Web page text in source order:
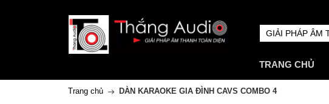
TRANG CHỦ
Trang chủ DÀN KARAOKE GIA ĐÌNH CAVS COMBO 4